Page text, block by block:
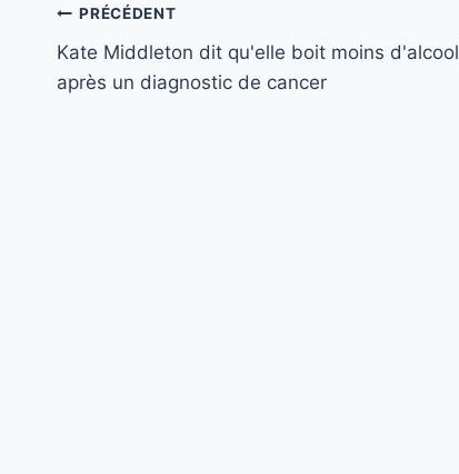
Navigation
de
PRÉCÉDENT
Kate Middleton dit qu'elle boit moins d'alcool
après un diagnostic de cancer